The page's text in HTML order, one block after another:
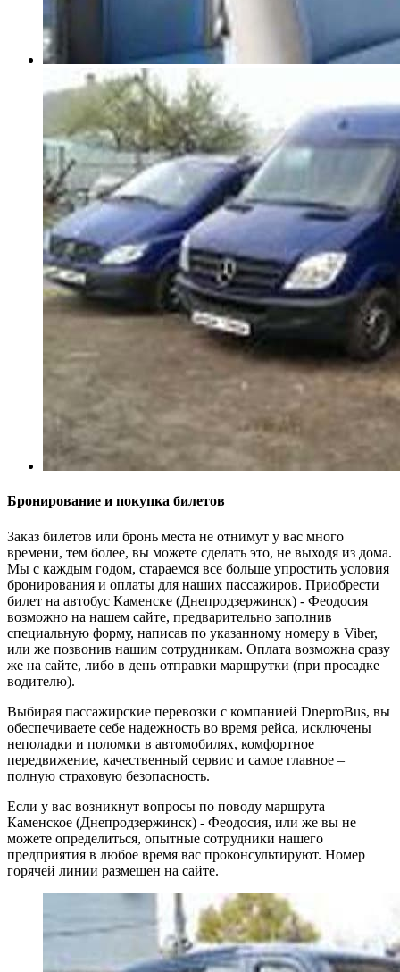
Бронирование и покупка билетов
Заказ билетов или бронь места не отнимут у вас много
времени, тем более, вы можете сделать это, не выходя из дома.
Мы с каждым годом, стараемся все больше упростить условия
бронирования и оплаты для наших пассажиров. Приобрести
билет на автобус Каменске (Днепродзержинск) - Феодосия
возможно на нашем сайте, предварительно заполнив
специальную форму, написав по указанному номеру в Viber,
или же позвонив нашим сотрудникам. Оплата возможна сразу
же на сайте, либо в день отправки маршрутки (при просадке
водителю).
Выбирая пассажирские перевозки с компанией DneproBus, вы
обеспечиваете себе надежность во время рейса, исключены
неполадки и поломки в автомобилях, комфортное
передвижение, качественный сервис и самое главное –
полную страховую безопасность.
Если у вас возникнут вопросы по поводу маршрута
Каменское (Днепродзержинск) - Феодосия, или же вы не
можете определиться, опытные сотрудники нашего
предприятия в любое время вас проконсультируют. Номер
горячей линии размещен на сайте.